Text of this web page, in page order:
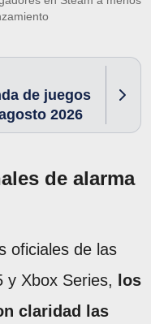
de juegos
2026
de alarma
oficiales de las
y Xbox Series,
los
claridad las